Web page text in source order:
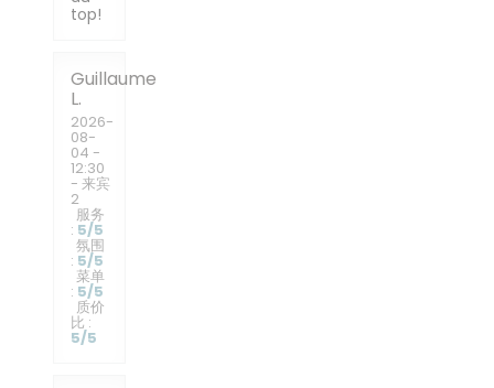
top!
Guillaume
L
2026-
08-
04 -
12:30
- 来宾
2
服务
: 5/5
氛围
: 5/5
菜单
: 5/5
质价
比 :
5/5